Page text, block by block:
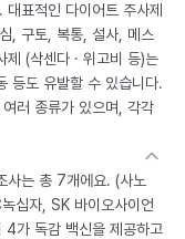
표적인 다이어트 주사제
, 구토, 복통, 설사, 메스
(삭센다 · 위고비 등)는
등도 유발할 수 있습니다.
러 종류가 있으며, 각각
사는 총 7개에요. (사노
십자, SK 바이오사이언
4가 독감 백신을 제공하고